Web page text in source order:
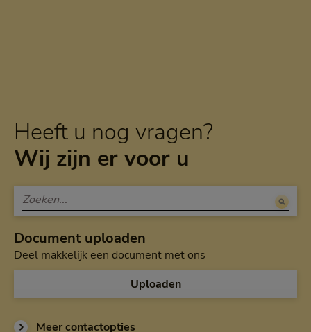
Heeft u nog vragen?
Wij zijn er voor u
Document uploaden
Deel makkelijk een document met ons
Uploaden
Meer contactopties